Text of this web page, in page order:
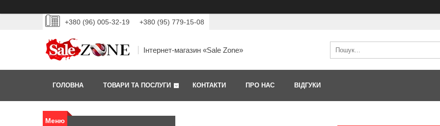
+380 (96) 005-32-19 +380 (95) 779-15-08
Інтернет-магазин «Sale Zone»
ГОЛОВНА ТОВАРИ ТА ПОСЛУГИ КОНТАКТИ ПРО НАС ВІДГУКИ